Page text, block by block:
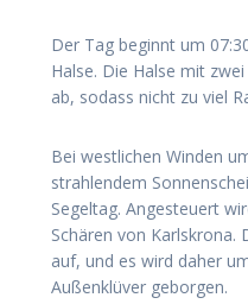
Der Tag beginnt um
Halse. Die Halse mit
ab, sodass nicht zu viel
Bei westlichen Winden
strahlendem
Segeltag. Angesteuert
Schären von Karlskrona.
auf, und es wird daher
Außenklüver geborgen.